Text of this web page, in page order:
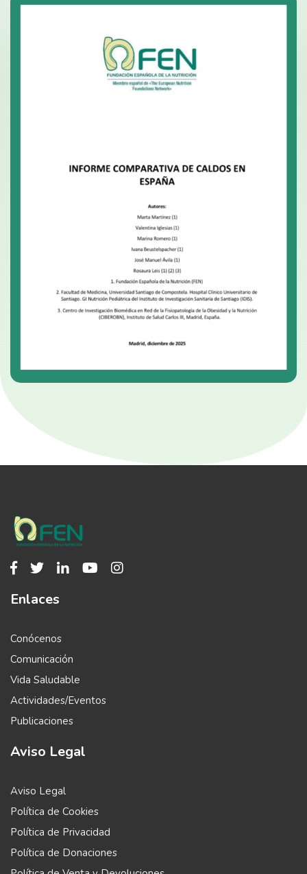
Enlaces
Conócenos
Comunicación
Vida Saludable
Actividades/Eventos
Publicaciones
Aviso Legal
Aviso Legal
Política de Cookies
Política de Privacidad
Política de Donaciones